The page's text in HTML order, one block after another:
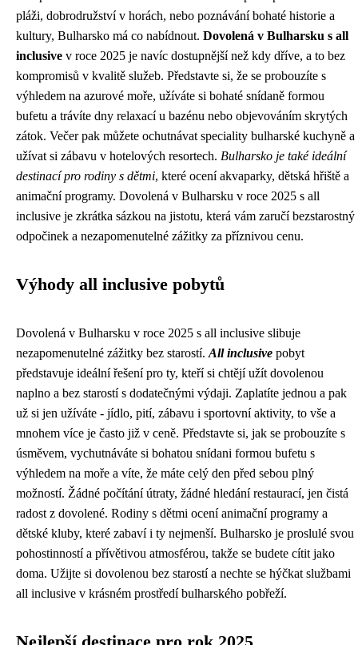
pláži, dobrodružství v horách, nebo poznávání bohaté historie a
kultury, Bulharsko má co nabídnout. Dovolená v Bulharsku s all
inclusive v roce 2025 je navíc dostupnější než kdy dříve, a to bez
kompromisů v kvalitě služeb. Představte si, že se probouzíte s
výhledem na azurové moře, užíváte si bohaté snídaně formou
bufetu a trávíte dny relaxací u bazénu nebo objevováním skrytých
zátok. Večer pak můžete ochutnávat speciality bulharské kuchyně a
užívat si zábavu v hotelových resortech. Bulharsko je také ideální
destinací pro rodiny s dětmi, které ocení akvaparky, dětská hřiště a
animační programy. Dovolená v Bulharsku v roce 2025 s all
inclusive je zkrátka sázkou na jistotu, která vám zaručí bezstarostný
odpočinek a nezapomenutelné zážitky za příznivou cenu.
Výhody all inclusive pobytů
Dovolená v Bulharsku v roce 2025 s all inclusive slibuje
nezapomenutelné zážitky bez starostí. All inclusive pobyt
představuje ideální řešení pro ty, kteří si chtějí užít dovolenou
naplno a bez starostí s dodatečnými výdaji. Zaplatíte jednou a pak
už si jen užíváte - jídlo, pití, zábavu i sportovní aktivity, to vše a
mnohem více je často již v ceně. Představte si, jak se probouzíte s
úsměvem, vychutnáváte si bohatou snídani formou bufetu s
výhledem na moře a víte, že máte celý den před sebou plný
možností. Žádné počítání útraty, žádné hledání restaurací, jen čistá
radost z dovolené. Rodiny s dětmi ocení animační programy a
dětské kluby, které zabaví i ty nejmenší. Bulharsko je proslulé svou
pohostinností a přívětivou atmosférou, takže se budete cítit jako
doma. Užijte si dovolenou bez starostí a nechte se hýčkat službami
all inclusive v krásném prostředí bulharského pobřeží.